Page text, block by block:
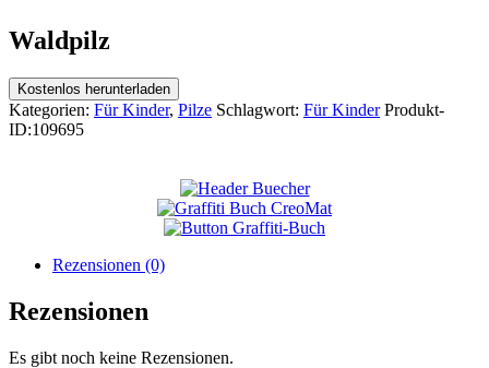
Waldpilz
Kostenlos herunterladen
Kategorien: Für Kinder, Pilze Schlagwort: Für Kinder Produkt-
ID:109695
Rezensionen (0)
Rezensionen
Es gibt noch keine Rezensionen.